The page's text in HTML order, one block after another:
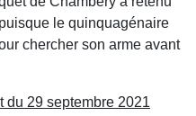
le quinquagénaire
chercher son arme avant
du 29 septembre 2021